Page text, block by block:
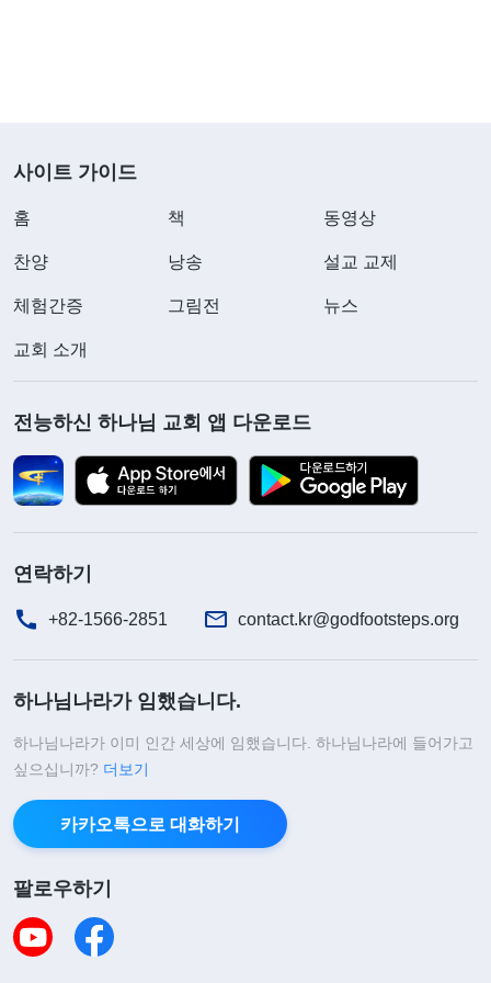
안함에 만족하며 소극적이 되어 후퇴해 더 깊고, 더
세밀하고, 더 실제적인 진리를 소홀히 해서는 안 되
며, 자신이 적극적인 면에 자발적으로 진입할 수 있
하며, 의미 있고 가치 있는 인생을 살아야 한다. 스스
로 자신을 우롱하지 말고, 자기 삶을 장난감 삼아 가
지고 놀아서는 안 된다.』 (＜말씀ㆍ1권 하나님의 현현
서)하나님 말씀은 저에게 큰 깨달음을 주었습니다.
하나님은 우리가 베드로를 보고 배우기를 바라십니
할 수 있었습니다. 베드로는 성적이 매우 좋아 그 총
명함과 지혜만으로도 얼마든지 관직 하나쯤은 얻을
의 명예와 이익을 추구하는 것은 의미가 없다고 여겼
예수님의 부름을 받아 예수님을 따르게 되었습니다.
많은 진리를 얻고 하나님에 대해 실제적인 인식도 생
겼습니다. 마지막에는 하나님을 극진히 사랑하고, 죽
사이트 가이드
홈 책 동영상
찬양 낭송 설교 교제
체험간증 그림전 뉴스
교회 소개
전능하신 하나님 교회 앱 다운로드
연락하기
+82-1566-2851 contact.kr@godfootsteps.org
하나님나라가 임했습니다.
하나님나라가 이미 인간 세상에 임했습니다. 하나님나라에 들어가고
싶으십니까? 더보기
카카오톡으로 대화하기
팔로우하기